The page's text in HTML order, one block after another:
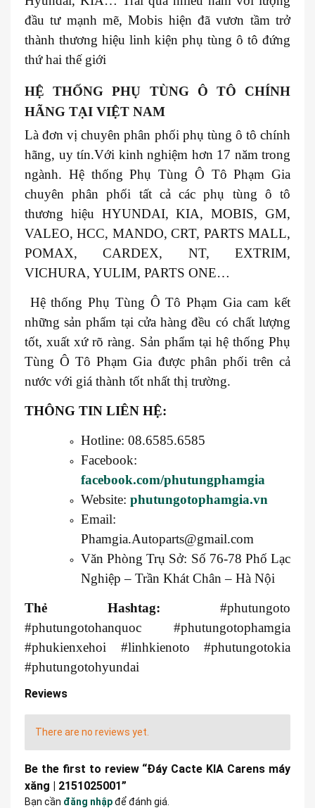
đầu tư mạnh mẽ, Mobis hiện đã vươn tầm trở
thành thương hiệu linh kiện phụ tùng ô tô đứng
thứ hai thế giới
HỆ THỐNG PHỤ TÙNG Ô TÔ CHÍNH
HÃNG TẠI VIỆT NAM
Là đơn vị chuyên phân phối phụ tùng ô tô chính
hãng, uy tín.Với kinh nghiệm hơn 17 năm trong
ngành. Hệ thống Phụ Tùng Ô Tô Phạm Gia
chuyên phân phối tất cả các phụ tùng ô tô
thương hiệu HYUNDAI, KIA, MOBIS, GM,
VALEO, HCC, MANDO, CRT, PARTS MALL,
POMAX, CARDEX, NT, EXTRIM,
VICHURA, YULIM, PARTS ONE…
Hệ thống Phụ Tùng Ô Tô Phạm Gia cam kết
những sản phẩm tại cửa hàng đều có chất lượng
tốt, xuất xứ rõ ràng. Sản phẩm tại hệ thống Phụ
Tùng Ô Tô Phạm Gia được phân phối trên cả
nước với giá thành tốt nhất thị trường.
THÔNG TIN LIÊN HỆ:
Hotline: 08.6585.6585
Facebook:
facebook.com/phutungphamgia
Website: phutungotophamgia.vn
Email:
Phamgia.Autoparts@gmail.com
Văn Phòng Trụ Sở: Số 76-78 Phố Lạc
Nghiệp – Trần Khát Chân – Hà Nội
Thẻ Hashtag: #phutungoto
#phutungotohanquoc #phutungotophamgia
#phukienxehoi #linhkienoto #phutungotokia
#phutungotohyundai
Reviews
There are no reviews yet.
Be the first to review “Đáy Cacte KIA Carens máy
xăng | 2151025001”
Bạn cần đăng nhậpđể đánh giá.